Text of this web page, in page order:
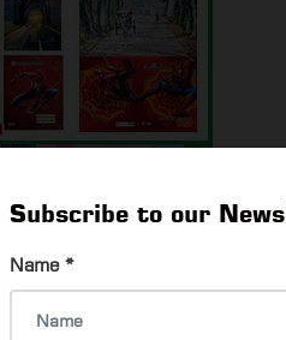
Subscribe to our
Name *
ေ့အထတွေ​၊ မြန်မာနိုင်ငံထဲက တောဆ
သမိုင်းကြောင်း အသေးစိတ်ကို စိ